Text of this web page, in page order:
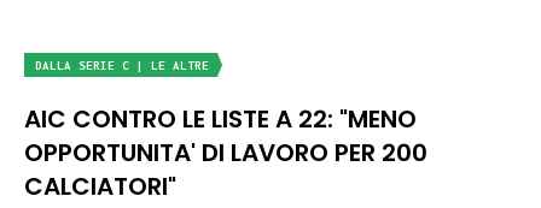
DALLA SERIE C | LE ALTRE
AIC CONTRO LE LISTE A 22: "MENO
OPPORTUNITA' DI LAVORO PER 200
CALCIATORI"